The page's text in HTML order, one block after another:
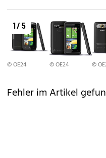
1 / 5
© OE24 © OE24 ©
Fehler im Artikel